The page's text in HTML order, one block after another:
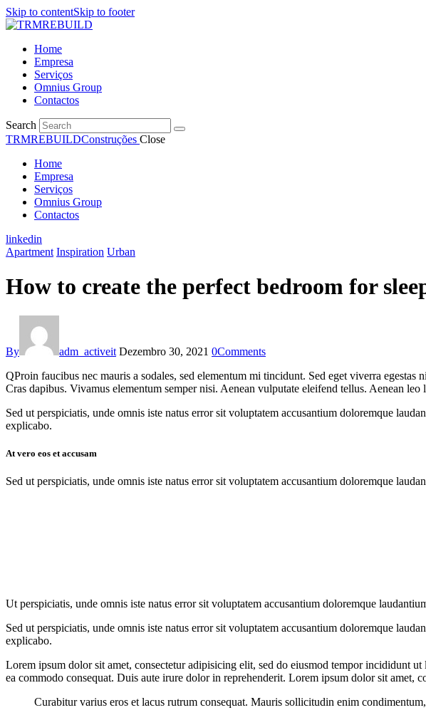
Skip to contentSkip to footer
Home
Empresa
Serviços
Omnius Group
Contactos
Search
TRMREBUILDConstruções Close
Home
Empresa
Serviços
Omnius Group
Contactos
linkedin
Apartment Inspiration Urban
How to create the perfect bedroom for
By adm_activeit Dezembro 30, 2021 0Comments
QProin faucibus nec mauris a sodales, sed elementum mi tincidunt. Sed eget viverra
Cras dapibus. Vivamus elementum semper nisi. Aenean vulputate eleifend tellus. Aenean
Sed ut perspiciatis, unde omnis iste natus error sit voluptatem accusantium doloremque
explicabo.
At vero eos et accusam
Sed ut perspiciatis, unde omnis iste natus error sit voluptatem accusantium doloremque
Ut perspiciatis, unde omnis iste natus error sit voluptatem accusantium doloremque
Sed ut perspiciatis, unde omnis iste natus error sit voluptatem accusantium doloremque
explicabo.
Lorem ipsum dolor sit amet, consectetur adipisicing elit, sed do eiusmod tempor incididunt
ea commodo consequat. Duis aute irure dolor in reprehenderit. Lorem ipsum dolor sit amet,
Curabitur varius eros et lacus rutrum consequat. Mauris sollicitudin enim